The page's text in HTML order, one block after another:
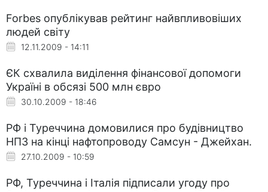
Forbes опублікував рейтинг найвпливовіших
людей світу
12.11.2009 - 14:11
ЄК схвалила виділення фінансової допомоги
Україні в обсязі 500 млн євро
30.10.2009 - 18:46
РФ і Туреччина домовилися про будівництво
НПЗ на кінці нафтопроводу Самсун - Джейхан.
27.10.2009 - 10:59
РФ, Туреччина і Італія підписали угоду про